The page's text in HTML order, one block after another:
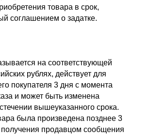
товара в срок,
соглашением о задатке.
на соответствующей
рублях, действует для
покупателя 3 дня с момента
и может быть изменена
вышеуказанного срока.
была произведена позднее 3
продавцом сообщения